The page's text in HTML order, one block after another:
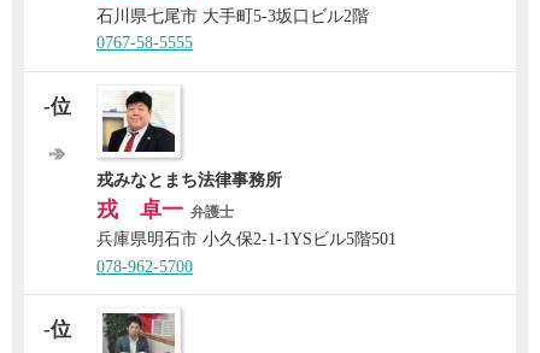
石川県七尾市 大手町5-3坂口ビル2階
0767-58-5555
-位
戎みなとまち法律事務所
戎 卓一 弁護士
兵庫県明石市 小久保2-1-1YSビル5階501
078-962-5700
-位